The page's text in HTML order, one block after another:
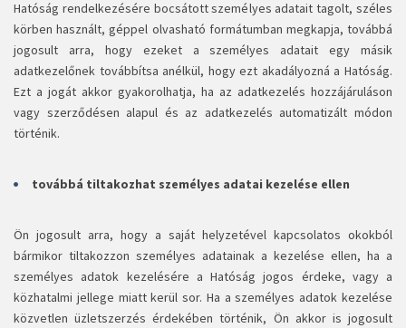
Hatóság rendelkezésére bocsátott személyes adatait tagolt, széles
körben használt, géppel olvasható formátumban megkapja, továbbá
jogosult arra, hogy ezeket a személyes adatait egy másik
adatkezelőnek továbbítsa anélkül, hogy ezt akadályozná a Hatóság.
Ezt a jogát akkor gyakorolhatja, ha az adatkezelés hozzájáruláson
vagy szerződésen alapul és az adatkezelés automatizált módon
történik.
továbbá tiltakozhat személyes adatai kezelése ellen
Ön jogosult arra, hogy a saját helyzetével kapcsolatos okokból
bármikor tiltakozzon személyes adatainak a kezelése ellen, ha a
személyes adatok kezelésére a Hatóság jogos érdeke, vagy a
közhatalmi jellege miatt kerül sor. Ha a személyes adatok kezelése
közvetlen üzletszerzés érdekében történik, Ön akkor is jogosult